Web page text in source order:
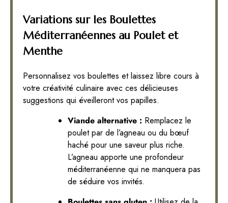
Variations sur les Boulettes
Méditerranéennes au Poulet et
Menthe
Personnalisez vos boulettes et laissez libre cours à
votre créativité culinaire avec ces délicieuses
suggestions qui éveilleront vos papilles.
Viande alternative : Remplacez le
poulet par de l’agneau ou du bœuf
haché pour une saveur plus riche.
L’agneau apporte une profondeur
méditerranéenne qui ne manquera pas
de séduire vos invités.